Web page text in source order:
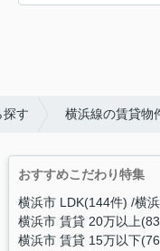
探す 横浜線の賃貸物
おすすめこだわり特集
横浜市 LDK(144件) 横
横浜市 賃貸 20万以上
横浜市 賃貸 15万以下